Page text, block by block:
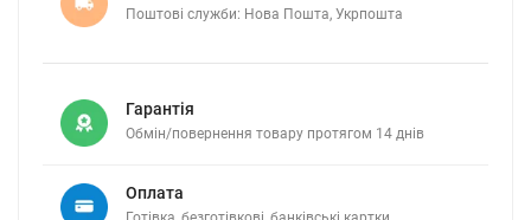
Поштові служби: Нова Пошта, Укрпошта
Гарантія
Обмін/повернення товару протягом 14 днів
Оплата